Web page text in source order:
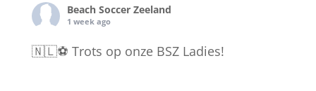
Beach Soccer Zeeland
1 week ago
🇳🇱⚽️ Trots op onze BSZ Ladies!